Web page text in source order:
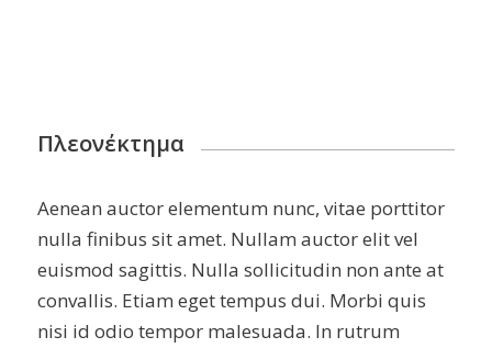
Πλεονέκτημα
Aenean auctor elementum nunc, vitae porttitor
nulla finibus sit amet. Nullam auctor elit vel
euismod sagittis. Nulla sollicitudin non ante at
convallis. Etiam eget tempus dui. Morbi quis
nisi id odio tempor malesuada. In rutrum